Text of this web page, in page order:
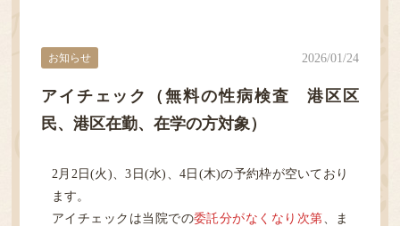
アイチェック（無料の性病検査 港区区
民、港区在勤、在学の方対象）
お知らせ 2026/01/24
2月2日(火)、3日(水)、4日(木)の予約枠が空いており
ます。
アイチェックは当院での委託分がなくなり次第 、ま